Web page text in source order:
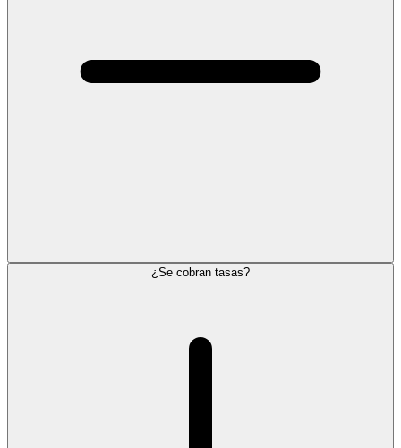
¿Se cobran tasas?